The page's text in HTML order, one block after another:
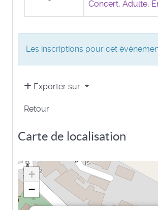
Concert, Adulte,
Les inscriptions pour cet
Exporter sur
Retour
Carte de localisation
+
−